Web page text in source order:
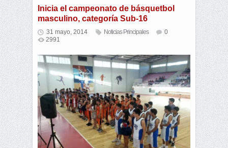
Inicia el campeonato de básquetbol
masculino, categoría Sub-16
31 mayo, 2014 Noticias Principales
0
2991